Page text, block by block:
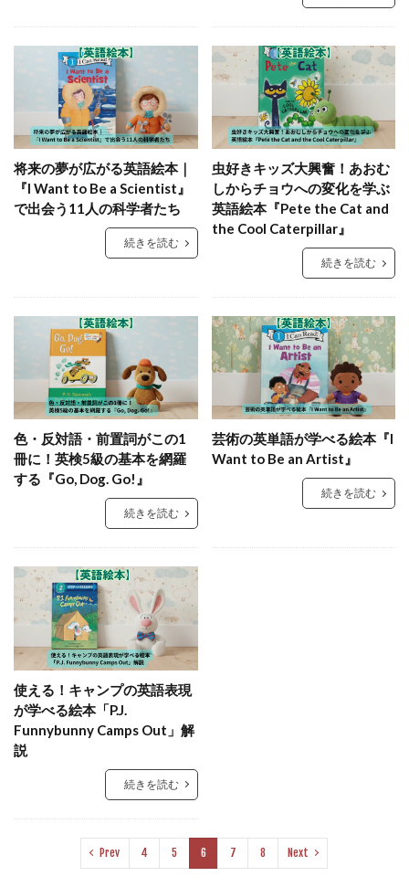
将来の夢が広がる英語絵本｜
『I Want to Be a Scientist』
で出会う11人の科学者たち
続きを読む
虫好きキッズ大興奮！あおむ
しからチョウへの変化を学ぶ
英語絵本『Pete the Cat and
the Cool Caterpillar』
続きを読む
色・反対語・前置詞がこの1
冊に！英検5級の基本を網羅
する『Go, Dog. Go!』
続きを読む
芸術の英単語が学べる絵本『I
Want to Be an Artist』
続きを読む
使える！キャンプの英語表現
が学べる絵本「P.J.
Funnybunny Camps Out」解
説
続きを読む
Prev 4 5 6 7 8 Next